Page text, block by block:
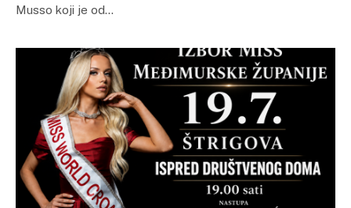
Musso koji je od…